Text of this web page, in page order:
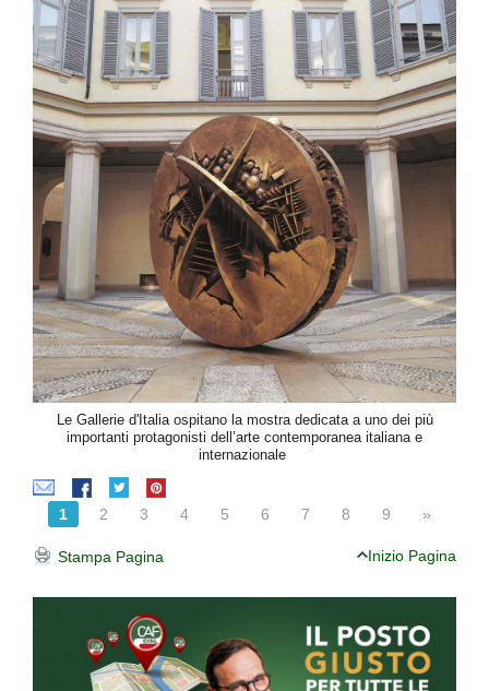
Le Gallerie d'Italia ospitano la mostra dedicata a uno dei più
importanti protagonisti dell’arte contemporanea italiana e
internazionale
1 2 3 4 5 6 7 8 9 »
Stampa Pagina Inizio Pagina